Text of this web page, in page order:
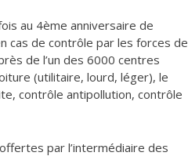
au 4ème anniversaire de
cas de contrôle par les forces de
de l’un des 6000 centres
(utilitaire, lourd, léger), le
contrôle antipollution, contrôle
par l’intermédiaire des